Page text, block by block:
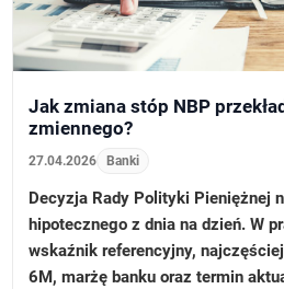
Jak zmiana stóp NBP
zmiennego?
27.04.2026 Banki
Decyzja Rady Polityki Pieniężnej
hipotecznego z dnia na dzień. W
wskaźnik referencyjny, najczęściej
6M, marżę banku oraz termin